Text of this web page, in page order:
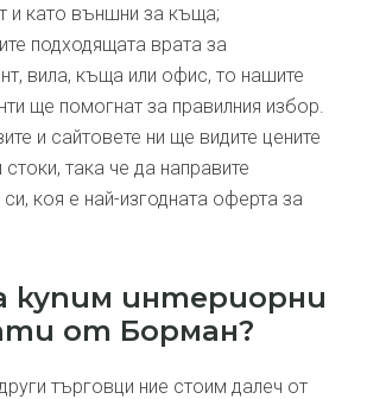
и като външни за къща;
подходящата врата за
вила, къща или офис, то нашите
ще помогнат за правилния избор.
и сайтовете ни ще видите цените
стоки, така че да направите
коя е най-изгодната оферта за
купим интериорни
от Борман?
търговци ние стоим далеч от